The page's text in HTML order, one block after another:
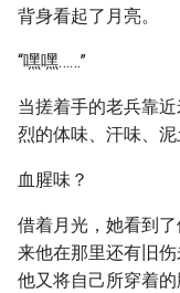
背身看起了月亮。
“嘿嘿……”
当搓着手的老兵靠
烈的体味、汗味、
血腥味？
借着月光，她看到
来他在那里还有旧
他又将自己所穿着